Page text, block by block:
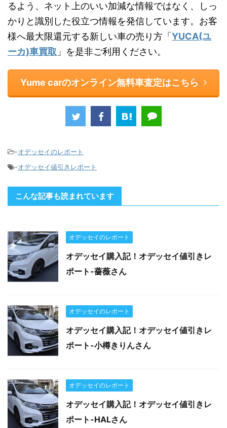
るよう、ネット上のいい加減な情報ではなく、しっ
かりと識別した役立つ情報を発信しています。お客
様へ最大限還元する新しい車の売り方「 YUCA(ユ
ーカ)車買取 」を是非ご利用ください。
Yume carのオンライン無料車査定はこちら
-オデッセイのレポート
-オデッセイ値引きレポート
こんな記事も読まれています
オデッセイのレポート
オデッセイ購入記！オデッセイ値引きレ
ポート-薔薇さん
オデッセイのレポート
オデッセイ購入記！オデッセイ値引きレ
ポート-小樽きりんさん
オデッセイのレポート
オデッセイ購入記！オデッセイ値引きレ
ポート-HALさん